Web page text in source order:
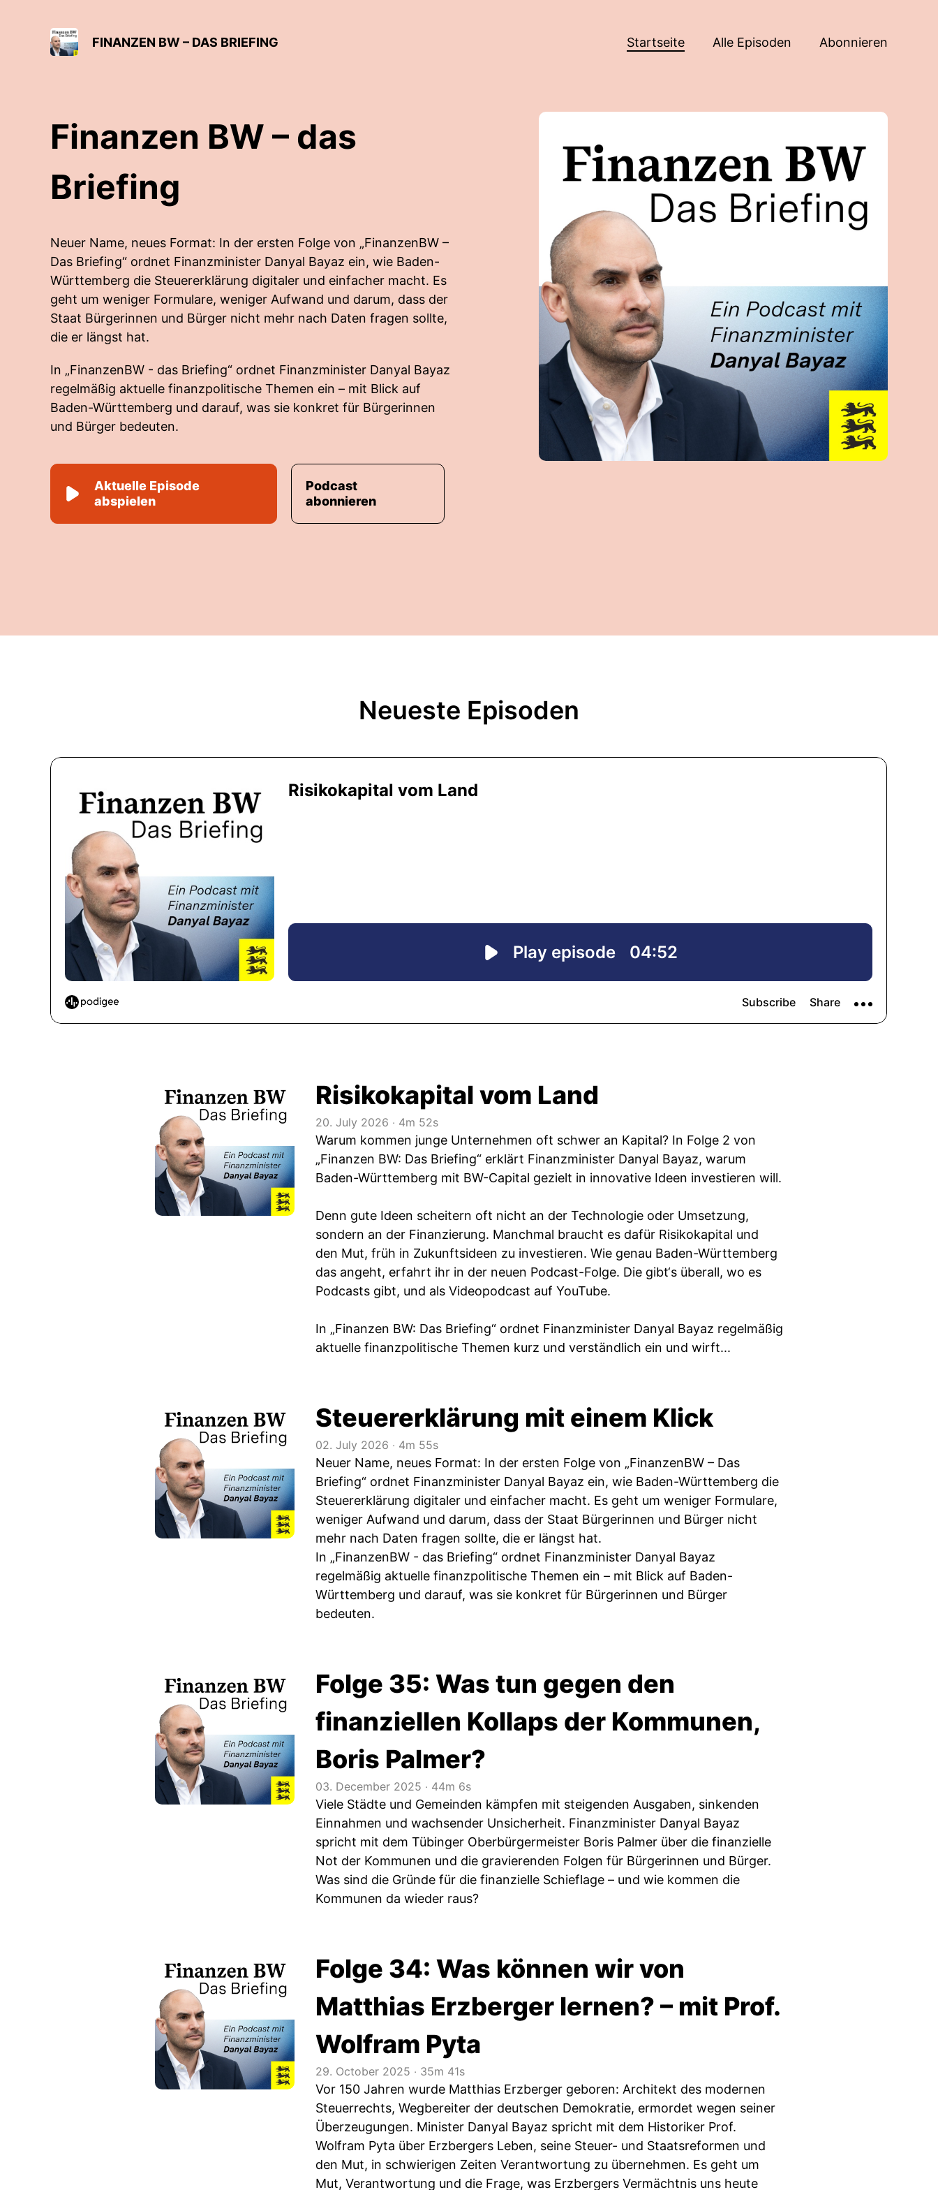
FINANZEN BW – DAS BRIEFING Startseite Alle Episoden Abonnieren
Finanzen BW – das
Briefing
Neuer Name, neues Format: In der ersten Folge von „FinanzenBW –
Das Briefing“ ordnet Finanzminister Danyal Bayaz ein, wie Baden-
Württemberg die Steuererklärung digitaler und einfacher macht. Es
geht um weniger Formulare, weniger Aufwand und darum, dass der
Staat Bürgerinnen und Bürger nicht mehr nach Daten fragen sollte,
die er längst hat.
In „FinanzenBW - das Briefing“ ordnet Finanzminister Danyal Bayaz
regelmäßig aktuelle finanzpolitische Themen ein – mit Blick auf
Baden-Württemberg und darauf, was sie konkret für Bürgerinnen
und Bürger bedeuten.
Aktuelle Episode
abspielen
Podcast
abonnieren
Neueste Episoden
Risikokapital vom Land
20. July 2026 ‧ 4m 52s
Warum kommen junge Unternehmen oft schwer an Kapital? In Folge 2 von
„Finanzen BW: Das Briefing“ erklärt Finanzminister Danyal Bayaz, warum
Baden-Württemberg mit BW-Capital gezielt in innovative Ideen investieren will.
Denn gute Ideen scheitern oft nicht an der Technologie oder Umsetzung,
sondern an der Finanzierung. Manchmal braucht es dafür Risikokapital und
den Mut, früh in Zukunftsideen zu investieren. Wie genau Baden-Württemberg
das angeht, erfahrt ihr in der neuen Podcast-Folge. Die gibt‘s überall, wo es
Podcasts gibt, und als Videopodcast auf YouTube.
In „Finanzen BW: Das Briefing“ ordnet Finanzminister Danyal Bayaz regelmäßig
aktuelle finanzpolitische Themen kurz und verständlich ein und wirft...
Steuererklärung mit einem Klick
02. July 2026 ‧ 4m 55s
Neuer Name, neues Format: In der ersten Folge von „FinanzenBW – Das
Briefing“ ordnet Finanzminister Danyal Bayaz ein, wie Baden-Württemberg die
Steuererklärung digitaler und einfacher macht. Es geht um weniger Formulare,
weniger Aufwand und darum, dass der Staat Bürgerinnen und Bürger nicht
mehr nach Daten fragen sollte, die er längst hat.
In „FinanzenBW - das Briefing“ ordnet Finanzminister Danyal Bayaz
regelmäßig aktuelle finanzpolitische Themen ein – mit Blick auf Baden-
Württemberg und darauf, was sie konkret für Bürgerinnen und Bürger
bedeuten.
Folge 35: Was tun gegen den
finanziellen Kollaps der Kommunen,
Boris Palmer?
03. December 2025 ‧ 44m 6s
Viele Städte und Gemeinden kämpfen mit steigenden Ausgaben, sinkenden
Einnahmen und wachsender Unsicherheit. Finanzminister Danyal Bayaz
spricht mit dem Tübinger Oberbürgermeister Boris Palmer über die finanzielle
Not der Kommunen und die gravierenden Folgen für Bürgerinnen und Bürger.
Was sind die Gründe für die finanzielle Schieflage – und wie kommen die
Kommunen da wieder raus?
Folge 34: Was können wir von
Matthias Erzberger lernen? – mit Prof.
Wolfram Pyta
29. October 2025 ‧ 35m 41s
Vor 150 Jahren wurde Matthias Erzberger geboren: Architekt des modernen
Steuerrechts, Wegbereiter der deutschen Demokratie, ermordet wegen seiner
Überzeugungen. Minister Danyal Bayaz spricht mit dem Historiker Prof.
Wolfram Pyta über Erzbergers Leben, seine Steuer- und Staatsreformen und
den Mut, in schwierigen Zeiten Verantwortung zu übernehmen. Es geht um
Mut, Verantwortung und die Frage, was Erzbergers Vermächtnis uns heute